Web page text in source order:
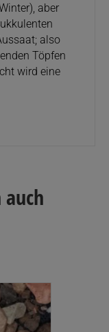
aber
also
Töpfen
wird eine